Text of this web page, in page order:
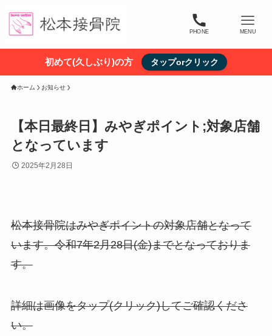
PHONE MENU
初めて(久しぶり)の方 タップorクリック
ホーム お知らせ
【本日最終日】みやぎポイント;対象店舗
となっています
2025年2月28日
松本接骨院はみやぎポイントの対象店舗となって
います。令和7年2月28日(金)までとなっておりま
す。
詳細は画像をタップ(クリック)してご確認くださ
い。